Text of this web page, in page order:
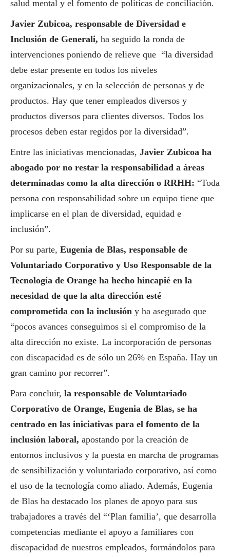
salud mental y el fomento de políticas de conciliación.
Javier Zubicoa, responsable de Diversidad e
Inclusión de Generali, ha seguido la ronda de
intervenciones poniendo de relieve que “la diversidad
debe estar presente en todos los niveles
organizacionales, y en la selección de personas y de
productos. Hay que tener empleados diversos y
productos diversos para clientes diversos. Todos los
procesos deben estar regidos por la diversidad”.
Entre las iniciativas mencionadas, Javier Zubicoa ha
abogado por no restar la responsabilidad a áreas
determinadas como la alta dirección o RRHH: “Toda
persona con responsabilidad sobre un equipo tiene que
implicarse en el plan de diversidad, equidad e
inclusión”.
Por su parte, Eugenia de Blas, responsable de
Voluntariado Corporativo y Uso Responsable de la
Tecnología de Orange ha hecho hincapié en la
necesidad de que la alta dirección esté
comprometida con la inclusión y ha asegurado que
“pocos avances conseguimos si el compromiso de la
alta dirección no existe. La incorporación de personas
con discapacidad es de sólo un 26% en España. Hay un
gran camino por recorrer”.
Para concluir, la responsable de Voluntariado
Corporativo de Orange, Eugenia de Blas, se ha
centrado en las iniciativas para el fomento de la
inclusión laboral, apostando por la creación de
entornos inclusivos y la puesta en marcha de programas
de sensibilización y voluntariado corporativo, así como
el uso de la tecnología como aliado. Además, Eugenia
de Blas ha destacado los planes de apoyo para sus
trabajadores a través del “‘Plan familia’, que desarrolla
competencias mediante el apoyo a familiares con
discapacidad de nuestros empleados, formándolos para